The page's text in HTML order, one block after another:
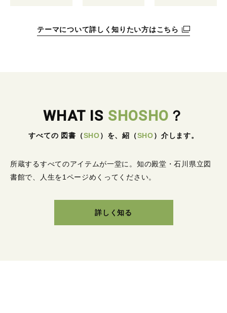
テーマについて詳しく知りたい方はこちら
WHAT IS SHOSHO ？
すべての 図書 （SHO） を、紹 （SHO） 介します。
所蔵するすべてのアイテムが一堂に。 知の殿堂・石川県立図
書館で、人生を1ページめくってください。
詳しく知る